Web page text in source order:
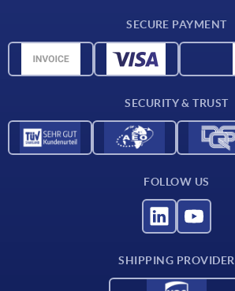
CAD data
SECURE PAYMENT
SECURITY & TRUST
FOLLOW US
SHIPPING PROVIDER